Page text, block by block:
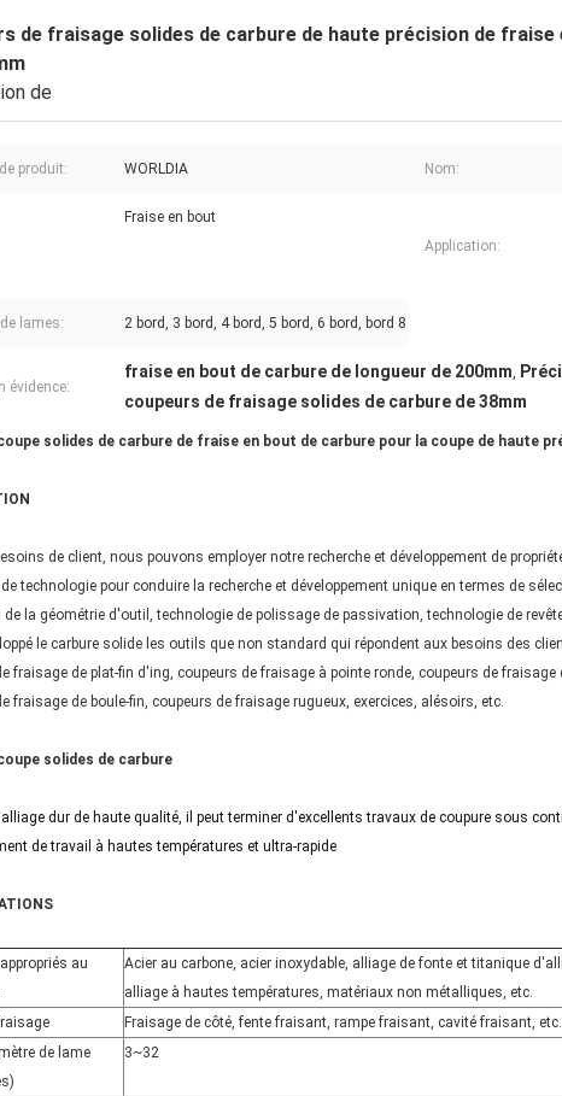
de fraisage solides de carbure de haute précision de
de
produit: WORLDIA Nom:
Fraise en bout
Application:
lames: 2 bord, 3 bord, 4 bord, 5 bord, 6 bord, bord 8
évidence:
fraise en bout de carbure de longueur de 200mm,
coupeurs de fraisage solides de carbure de 38mm
solides de carbure de fraise en bout de carbure pour la coupe de haute
de client, nous pouvons employer notre recherche et développement de
de technologie pour conduire la recherche et développement unique en termes de
de la géométrie d'outil, technologie de polissage de passivation, technologie de
le carbure solide les outils que non standard qui répondent aux besoins des
fraisage de plat-fin d'ing, coupeurs de fraisage à pointe ronde, coupeurs de fraisage
fraisage de boule-fin, coupeurs de fraisage rugueux, exercices, alésoirs, etc.
solides de carbure
dur de haute qualité, il peut terminer d'excellents travaux de coupure sous
de travail à hautes températures et ultra-rapide
au
Acier au carbone, acier inoxydable, alliage de fonte et titanique
alliage à hautes températures, matériaux non métalliques, etc.
Fraisage de côté, fente fraisant, rampe fraisant, cavité fraisant, etc.
de lame
3~32